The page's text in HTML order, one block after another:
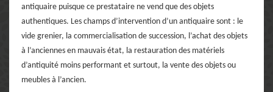
antiquaire puisque ce prestataire ne vend que des objets
authentiques. Les champs d’intervention d’un antiquaire sont : le
vide grenier, la commercialisation de succession, l’achat des objets
à l’anciennes en mauvais état, la restauration des matériels
d’antiquité moins performant et surtout, la vente des objets ou
meubles à l’ancien.